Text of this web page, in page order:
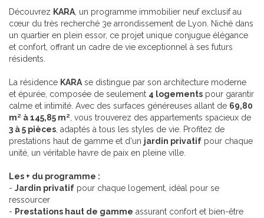
Découvrez KARA, un programme immobilier neuf exclusif au
cœur du très recherché 3e arrondissement de Lyon. Niché dans
un quartier en plein essor, ce projet unique conjugue élégance
et confort, offrant un cadre de vie exceptionnel à ses futurs
résidents.
La résidence KARAse distingue par son architecture moderne
et épurée, composée de seulement 4 logements pour garantir
calme et intimité. Avec des surfaces généreuses allant de 69,80
m² à 145,85 m², vous trouverez des appartements spacieux de
3 à 5 pièces, adaptés à tous les styles de vie. Profitez de
prestations haut de gamme et d'un jardin privatif pour chaque
unité, un véritable havre de paix en pleine ville.
Les + du programme :
- Jardin privatif pour chaque logement, idéal pour se
ressourcer
- Prestations haut de gamme assurant confort et bien-être